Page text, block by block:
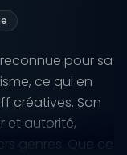
pour sa
ce qui en
créatives. Son
et autorité,
genres. Que ce